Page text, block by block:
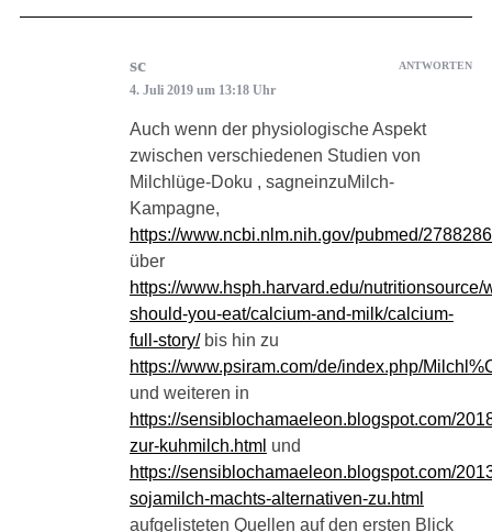
sc
4. Juli 2019 um 13:18 Uhr
Auch wenn der physiologische Aspekt
zwischen verschiedenen Studien von
Milchlüge-Doku , sagneinzuMilch-
Kampagne,
https://www.ncbi.nlm.nih.gov/pubmed/
über
https://www.hsph.harvard.edu/nutritionsource/
should-you-eat/calcium-and-milk/calcium-
full-story/bis hin zu
https://www.psiram.com/de/index.php/
und weiteren in
https://sensiblochamaeleon.blogspot.com/
zur-kuhmilch.html und
https://sensiblochamaeleon.blogspot.com/
sojamilch-machts-alternativen-zu.html
aufgelisteten Quellen auf den ersten Blick
ANTWORTEN